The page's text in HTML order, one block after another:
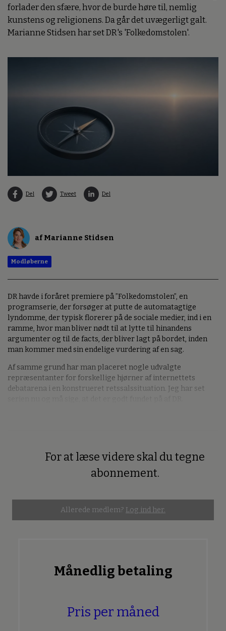
forlader den sfære, hvor de burde høre til, nemlig
kunstens og religionens. Da går det uvægerligt galt.
Marianne Stidsen har set DR's 'Folkedomstolen'.
Del Tweet Del
af Marianne Stidsen
Modløberne
DR havde i foråret premiere på ”Folkedomstolen”, en
programserie, der forsøger at putte de automatagtige
lyndomme, der typisk florerer på de sociale medier, ind i en
ramme, hvor man bliver nødt til at lytte til hinandens
argumenter og til de facts, der bliver lagt på bordet, inden
man kommer med sin endelige vurdering af en sag.
Af samme grund har man placeret nogle udvalgte
repræsentanter for forskellige hjørner af internettets
debatarena i en konstrueret retssalssituation. Jeg har set
For at læse videre skal du tegne
abonnement.
Allerede medlem? Log ind her.
Månedlig betaling
Pris per måned